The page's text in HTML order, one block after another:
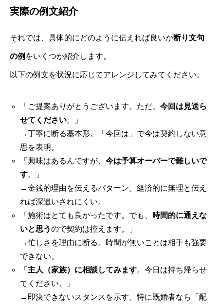
実際の例文紹介
それでは、具体的にどのように伝えれば良いか断り文句
の例 をいくつか紹介します。
以下の例文を状況に応じてアレンジしてみてください。
「ご提案ありがとうございます。ただ、 今回は見送ら
せてください。」
→丁寧に断る基本形。「今回は」で今は契約しない意
思を表明。
「興味はあるんですが、 今は予算オーバーで難しいで
す。」
→金銭的理由を伝えるパターン。経済的に無理と伝え
れば深追いされにくい。
「施術はとても良かったです。でも、
時間的に通えな
いと思うので契約は控えます。」
→忙しさを理由に断る。時間が無いことは相手も強要
できない。
「 主人（家族）に相談してみます。今日は持ち帰らせ
てください。」
→即決できないスタンスを示す。特に既婚者なら「配